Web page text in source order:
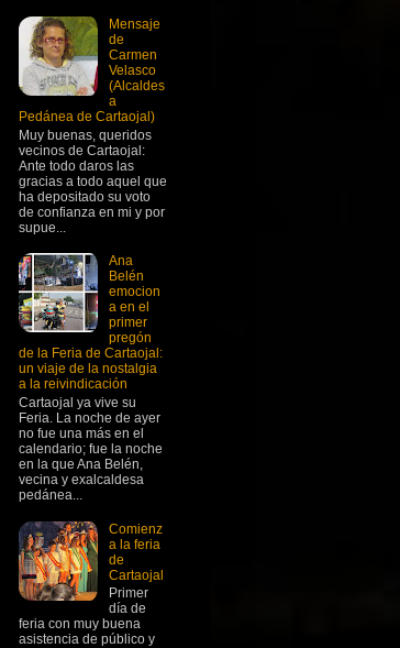
Mensaje
de
Carmen
Velasco
(Alcaldes
a
Pedánea de Cartaojal)
Muy buenas, queridos
vecinos de Cartaojal:
Ante todo daros las
gracias a todo aquel que
ha depositado su voto
de confianza en mi y por
supue...
Ana
Belén
emocion
a en el
primer
pregón
de la Feria de Cartaojal:
un viaje de la nostalgia
a la reivindicación
Cartaojal ya vive su
Feria. La noche de ayer
no fue una más en el
calendario; fue la noche
en la que Ana Belén,
vecina y exalcaldesa
pedánea...
Comienz
a la feria
de
Cartaojal
Primer
día de
feria con muy buena
asistencia de público y